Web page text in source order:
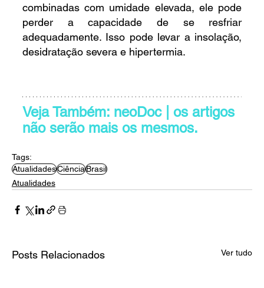
combinadas com umidade elevada, ele pode
perder a capacidade de se resfriar
adequadamente. Isso pode levar a insolação,
desidratação severa e hipertermia.
Veja Também: neoDoc | os artigos
não serão mais os mesmos.
Tags:
AtualidadesCiênciaBrasil
Atualidades
Posts Relacionados Ver tudo